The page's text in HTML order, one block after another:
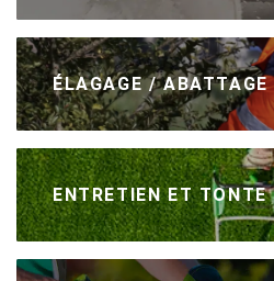
ÉLAGAGE / ABATTAGE
ENTRETIEN ET TONTE